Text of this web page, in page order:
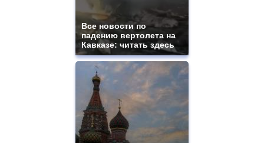
Все новости по
падению вертолета на
Кавказе: читать здесь